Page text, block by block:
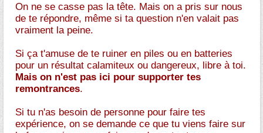
On ne se casse pas la tête. Mais on a pris sur nous
de te répondre, même si ta question n'en valait pas
vraiment la peine.
Si ça t'amuse de te ruiner en piles ou en batteries
pour un résultat calamiteux ou dangereux, libre à toi.
Mais on n'est pas ici pour supporter tes
remontrances.
Si tu n'as besoin de personne pour faire tes
expérience, on se demande ce que tu viens faire sur